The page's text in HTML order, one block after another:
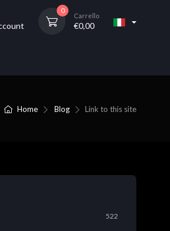
0
Carrello
€0,00
Home Blog Link to this site
522